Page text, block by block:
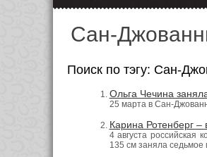
Сан-
Поиск по тэгу: Сан-
Ольга Чечина
25 марта в Сан-
Карина Ротенберг –
4 августа российская
135 см заняла седьмое